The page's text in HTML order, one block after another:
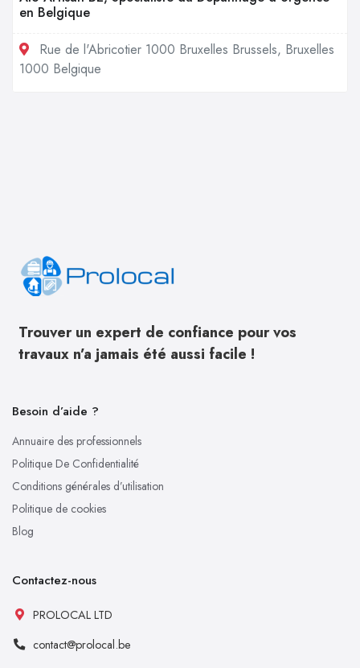
en Belgique
Rue de l'Abricotier 1000 Bruxelles Brussels, Bruxelles
1000 Belgique
Trouver un expert de confiance pour vos
travaux n’a jamais été aussi facile !
Besoin d’aide ?
Annuaire des professionnels
Politique De Confidentialité
Conditions générales d’utilisation
Politique de cookies
Blog
Contactez-nous
PROLOCAL LTD
contact@prolocal.be